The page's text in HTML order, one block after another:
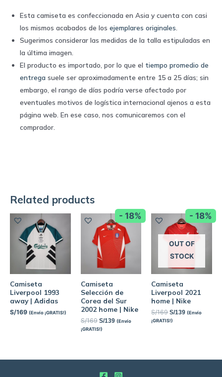
Esta camiseta es confeccionada en Asia y cuenta con casi
los mismos acabados de los ejemplares originales.
Sugerimos considerar las medidas de la talla estipuladas en
la última imagen.
El producto es importado, por lo que el tiempo promedio de
entrega suele ser aproximadamente entre 15 a 25 días; sin
embargo, el rango de días podría verse afectado por
eventuales motivos de logística internacional ajenos a esta
página web. En ese caso, nos comunicaremos con el
comprador.
Related products
Camiseta
Liverpool 1993
away | Adidas
S/169 (Envío ¡GRATIS!)
- 18%
Camiseta
Selección de
Corea del Sur
2002 home | Nike
S/169 S/139 (Envío
¡GRATIS!)
- 18%
OUT OF
STOCK
Camiseta
Liverpool 2021
home | Nike
S/169 S/139 (Envío
¡GRATIS!)